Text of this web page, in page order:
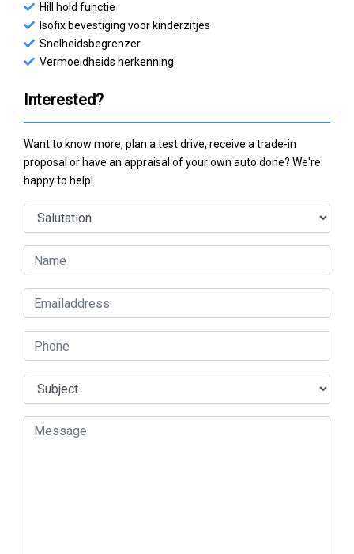
Hill hold functie
Isofix bevestiging voor kinderzitjes
Snelheidsbegrenzer
Vermoeidheids herkenning
Interested?
Want to know more, plan a test drive, receive a trade-in
proposal or have an appraisal of your own auto done? We're
happy to help!